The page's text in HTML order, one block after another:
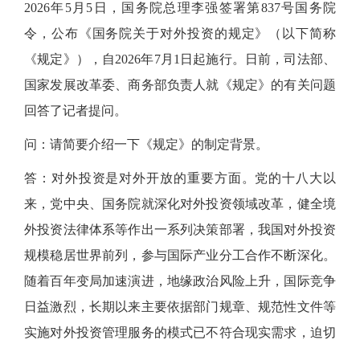
2026年5月5日，国务院总理李强签署第837号国务院
令，公布《国务院关于对外投资的规定》（以下简称
《规定》），自2026年7月1日起施行。日前，司法部、
国家发展改革委、商务部负责人就《规定》的有关问题
回答了记者提问。
问：请简要介绍一下《规定》的制定背景。
答：对外投资是对外开放的重要方面。党的十八大以
来，党中央、国务院就深化对外投资领域改革，健全境
外投资法律体系等作出一系列决策部署，我国对外投资
规模稳居世界前列，参与国际产业分工合作不断深化。
随着百年变局加速演进，地缘政治风险上升，国际竞争
日益激烈，长期以来主要依据部门规章、规范性文件等
实施对外投资管理服务的模式已不符合现实需求，迫切